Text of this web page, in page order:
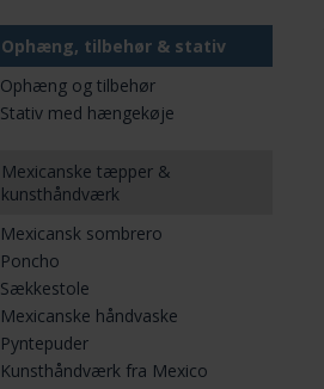
Ophæng, tilbehør & stativ
Ophæng og tilbehør
Stativ med hængekøje
Mexicanske tæpper &
kunsthåndværk
Mexicansk sombrero
Poncho
Sækkestole
Mexicanske håndvaske
Pyntepuder
Kunsthåndværk fra Mexico